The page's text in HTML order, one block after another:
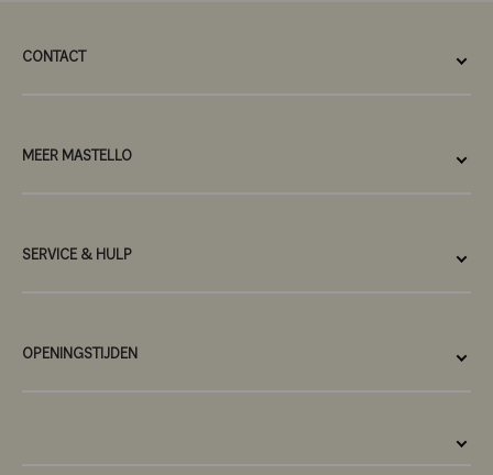
CONTACT
MEER MASTELLO
SERVICE & HULP
OPENINGSTIJDEN